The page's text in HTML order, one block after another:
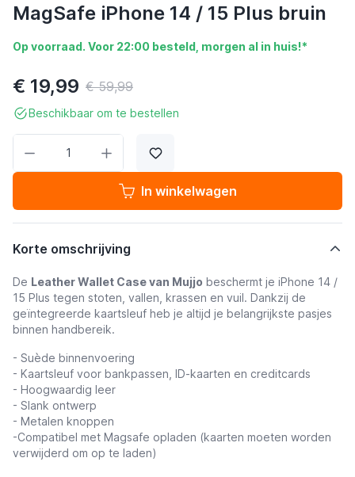
MagSafe iPhone 14 / 15 Plus bruin
Op voorraad. Voor 22:00 besteld, morgen al in huis!*
€ 19,99 € 59,99
Beschikbaar om te bestellen
In winkelwagen
Korte omschrijving
De Leather Wallet Case van Mujjo beschermt je iPhone 14 /
15 Plus tegen stoten, vallen, krassen en vuil. Dankzij de
geïntegreerde kaartsleuf heb je altijd je belangrijkste pasjes
binnen handbereik.
- Suède binnenvoering
- Kaartsleuf voor bankpassen, ID-kaarten en creditcards
- Hoogwaardig leer
- Slank ontwerp
- Metalen knoppen
-Compatibel met Magsafe opladen (kaarten moeten worden
verwijderd om op te laden)